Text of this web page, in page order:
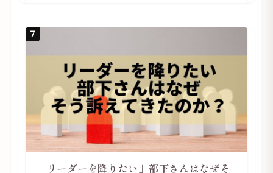
7
「リーダーを降りたい」部下さんはなぜそ